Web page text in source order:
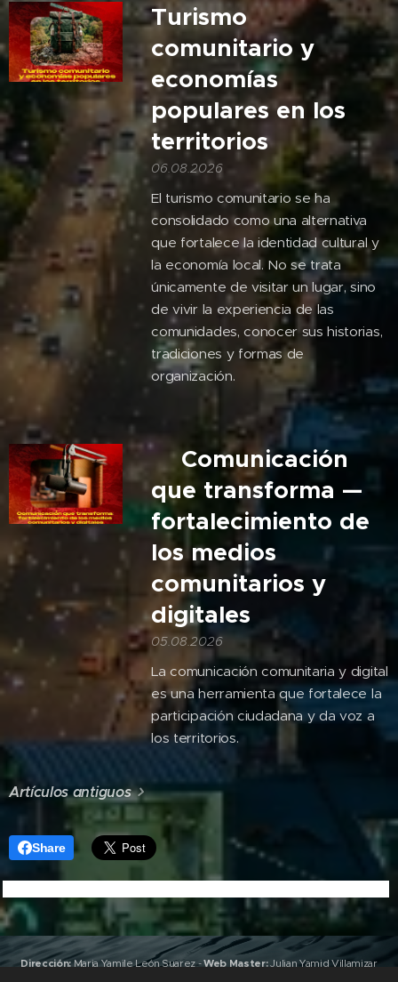
Turismo
comunitario y
economías
populares en los
territorios
06.08.2026
El turismo comunitario se ha
consolidado como una alternativa
que fortalece la identidad cultural y
la economía local. No se trata
únicamente de visitar un lugar, sino
de vivir la experiencia de las
comunidades, conocer sus historias,
tradiciones y formas de
organización.
🎙️Comunicación
que transforma —
fortalecimiento de
los medios
comunitarios y
digitales
05.08.2026
La comunicación comunitaria y digital
es una herramienta que fortalece la
participación ciudadana y da voz a
los territorios.
Artículos antiguos
Share
Dirección: Maria Yamile León Suarez-Web Master:Julian Yamid Villamizar